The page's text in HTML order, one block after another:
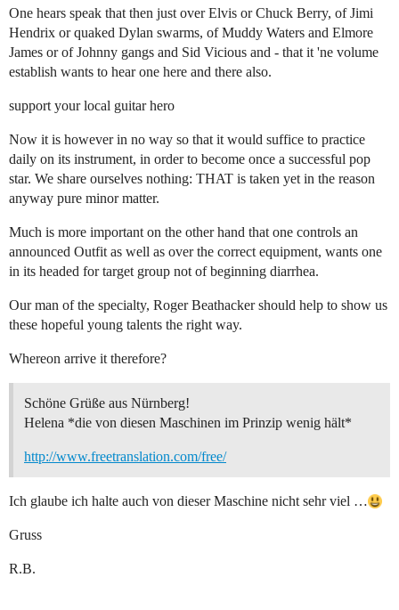
One hears speak that then just over Elvis or Chuck Berry, of Jimi
Hendrix or quaked Dylan swarms, of Muddy Waters and Elmore
James or of Johnny gangs and Sid Vicious and - that it 'ne volume
establish wants to hear one here and there also.
support your local guitar hero
Now it is however in no way so that it would suffice to practice
daily on its instrument, in order to become once a successful pop
star. We share ourselves nothing: THAT is taken yet in the reason
anyway pure minor matter.
Much is more important on the other hand that one controls an
announced Outfit as well as over the correct equipment, wants one
in its headed for target group not of beginning diarrhea.
Our man of the specialty, Roger Beathacker should help to show us
these hopeful young talents the right way.
Whereon arrive it therefore?
Schöne Grüße aus Nürnberg!
Helena *die von diesen Maschinen im Prinzip wenig hält*
http://www.freetranslation.com/free/
Ich glaube ich halte auch von dieser Maschine nicht sehr viel …
Gruss
R.B.